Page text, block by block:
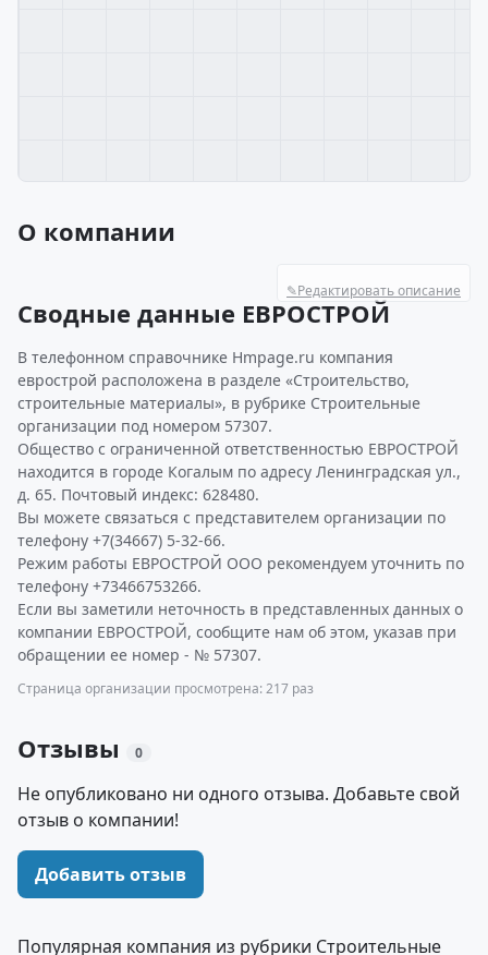
О компании
✎Редактировать описание
Сводные данные ЕВРОСТРОЙ
В телефонном справочнике Hmpage.ru компания
еврострой расположена в разделе «Строительство,
строительные материалы», в рубрике Строительные
организации под номером 57307.
Общество с ограниченной ответственностью ЕВРОСТРОЙ
находится в городе Когалым по адресу Ленинградская ул.,
д. 65. Почтовый индекс: 628480.
Вы можете связаться с представителем организации по
телефону +7(34667) 5-32-66.
Режим работы ЕВРОСТРОЙ ООО рекомендуем уточнить по
телефону +73466753266.
Если вы заметили неточность в представленных данных о
компании ЕВРОСТРОЙ, сообщите нам об этом, указав при
обращении ее номер - № 57307.
Страница организации просмотрена: 217 раз
Отзывы 0
Не опубликовано ни одного отзыва. Добавьте свой
отзыв о компании!
Добавить отзыв
Популярная компания из рубрики Строительные